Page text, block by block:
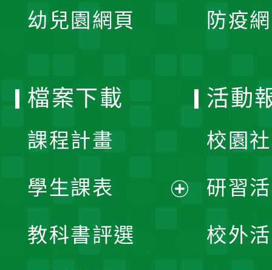
幼兒園網頁 防疫
檔案下載
課程計畫
學生課表
教科書評選
活動
校園
研習
校外